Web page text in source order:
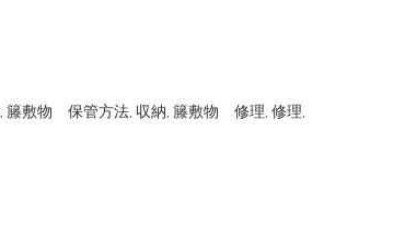
, 籐敷物 保管方法, 収納, 籐敷物 修理, 修理,